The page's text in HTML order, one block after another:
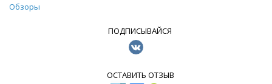
Обзоры
ПОДПИСЫВАЙСЯ
ОСТАВИТЬ ОТЗЫВ